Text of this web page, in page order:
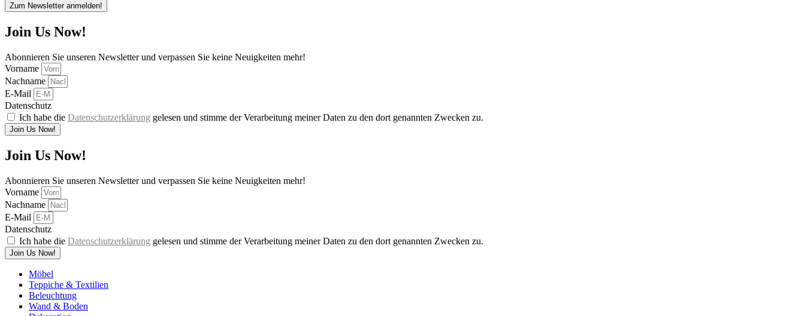
Zum Newsletter anmelden!
Join Us Now!
Abonnieren Sie unseren Newsletter und verpassen Sie keine Neuigkeiten mehr!
Vorname
Nachname
E-Mail
Datenschutz
Ich habe die Datenschutzerklärung gelesen und stimme der Verarbeitung meiner Daten zu den dort genannten Zwecken zu.
Join Us Now!
Join Us Now!
Abonnieren Sie unseren Newsletter und verpassen Sie keine Neuigkeiten mehr!
Vorname
Nachname
E-Mail
Datenschutz
Ich habe die Datenschutzerklärung gelesen und stimme der Verarbeitung meiner Daten zu den dort genannten Zwecken zu.
Join Us Now!
Möbel
Teppiche & Textilien
Beleuchtung
Wand & Boden